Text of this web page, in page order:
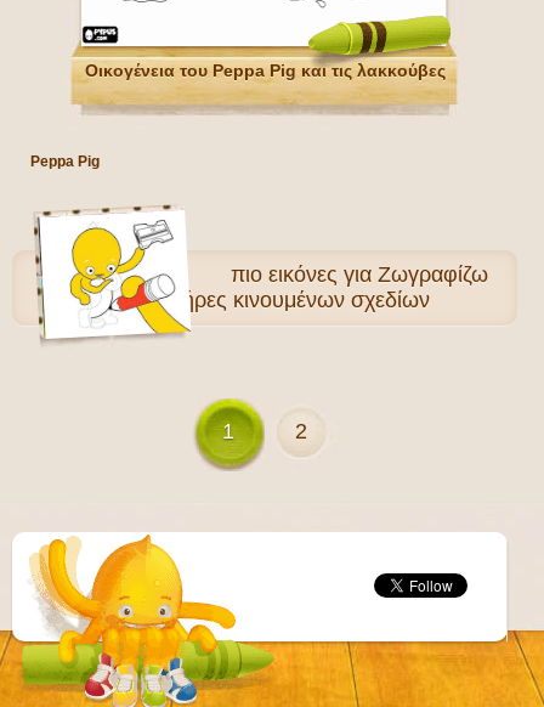
Οικογένεια του Peppa Pig και τις λακκούβες
Peppa Pig
πιο εικόνες για Ζωγραφίζω
Χαρακτήρες κινουμένων σχεδίων
1 2